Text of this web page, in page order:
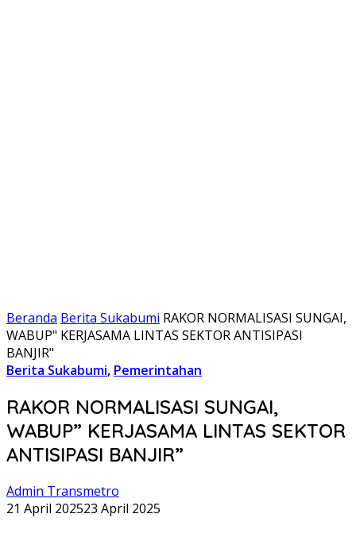
Beranda Berita Sukabumi RAKOR NORMALISASI SUNGAI,
WABUP" KERJASAMA LINTAS SEKTOR ANTISIPASI
BANJIR"
Berita Sukabumi, Pemerintahan
RAKOR NORMALISASI SUNGAI,
WABUP” KERJASAMA LINTAS SEKTOR
ANTISIPASI BANJIR”
Admin Transmetro
21 April 202523 April 2025